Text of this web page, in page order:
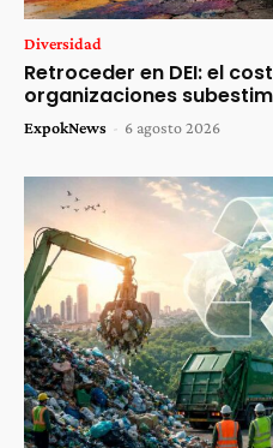
Diversidad
Retroceder en DEI: el
organizaciones
ExpokNews - 6 agosto 2026